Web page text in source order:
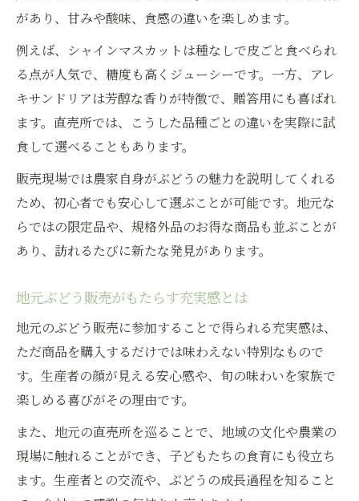
があり、甘みや酸味、食感の違いを楽しめます。
例えば、シャインマスカットは種なしで皮ごと食べられ
る点が人気で、糖度も高くジューシーです。一方、アレ
キサンドリアは芳醇な香りが特徴で、贈答用にも喜ばれ
ます。直売所では、こうした品種ごとの違いを実際に試
食して選べることもあります。
販売現場では農家自身がぶどうの魅力を説明してくれる
ため、初心者でも安心して選ぶことが可能です。地元な
らではの限定品や、規格外品のお得な商品も並ぶことが
あり、訪れるたびに新たな発見があります。
地元ぶどう販売がもたらす充実感とは
地元のぶどう販売に参加することで得られる充実感は、
ただ商品を購入するだけでは味わえない特別なもので
す。生産者の顔が見える安心感や、旬の味わいを家族で
楽しめる喜びがその理由です。
また、地元の直売所を巡ることで、地域の文化や農業の
現場に触れることができ、子どもたちの食育にも役立ち
ます。生産者との交流や、ぶどうの成長過程を知ること